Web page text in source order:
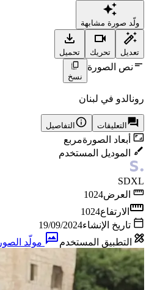
ولّد صورة مشابهة
تعديل تحريك تحميل
نص الصورة
نسخ
رونالدو في لبنان
التعليقات التفاصيل
أبعاد الصورةمربع
الموديل المستخدم
SDXL
العرض1024
الارتفاع1024
تاريخ الإنشاء19/09/2024
التطبيق المستخدم
مولّد الصور